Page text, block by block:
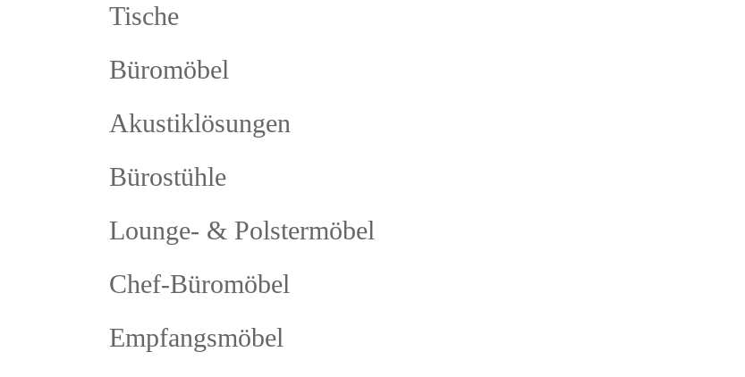
Tische
Büromöbel
Akustiklösungen
Bürostühle
Lounge- & Polstermöbel
Chef-Büromöbel
Empfangsmöbel